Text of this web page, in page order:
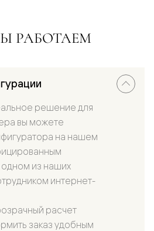
РАБОТАЕМ
решение для
вы можете
на нашем
из наших
интернет-
расчет
заказ удобным